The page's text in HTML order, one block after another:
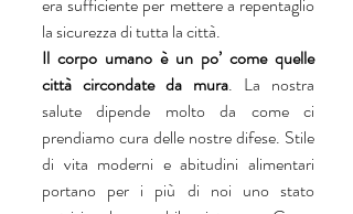
la sicurezza di tutta la città.
Il corpo umano è un po’ come quelle
città circondate da mura. La nostra
salute dipende molto da come ci
prendiamo cura delle nostre difese. Stile
di vita moderni e abitudini alimentari
portano per i più di noi uno stato